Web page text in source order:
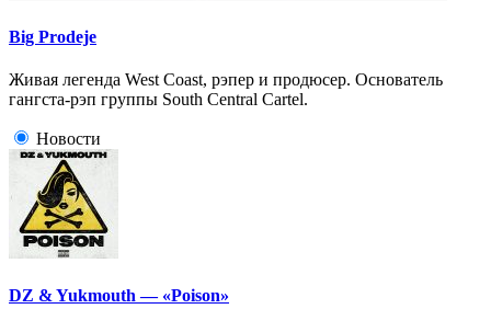
Big Prodeje
Живая легенда West Coast, рэпер и продюсер. Основатель
гангста-рэп группы South Central Cartel.
Новости
DZ & Yukmouth — «Poison»